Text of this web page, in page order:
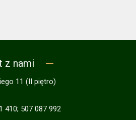
11 (II piętro)
507 087 992
z nami